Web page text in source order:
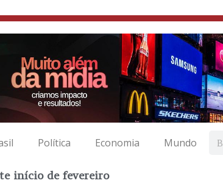
Política Economia Mundo
início de fevereiro